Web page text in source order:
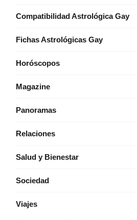
Compatibilidad Astrológica Gay
Fichas Astrológicas Gay
Horóscopos
Magazine
Panoramas
Relaciones
Salud y Bienestar
Sociedad
Viajes